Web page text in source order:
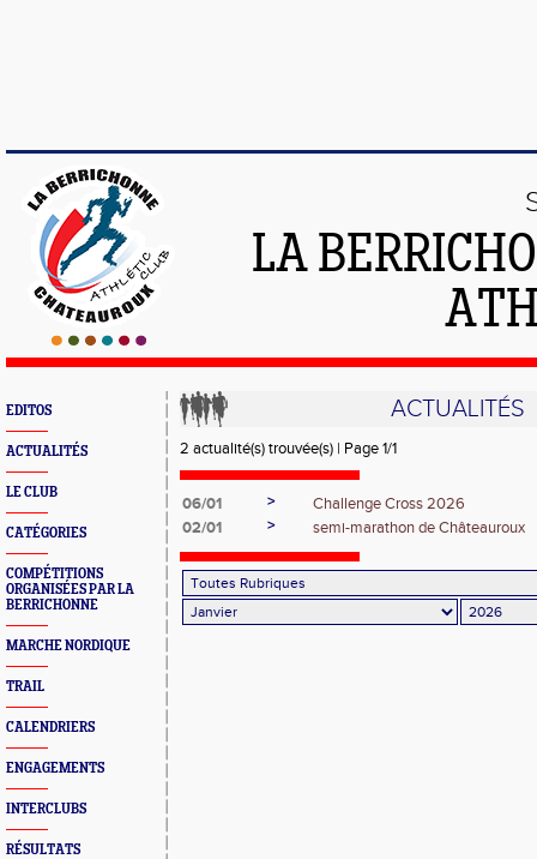
LA
EDITOS
ACTUALITÉS
LE CLUB
CATÉGORIES
COMPÉTITIONS
ORGANISÉES PAR LA
BERRICHONNE
MARCHE NORDIQUE
TRAIL
CALENDRIERS
ENGAGEMENTS
INTERCLUBS
RÉSULTATS
ACTUALITÉS
2 actualité(s) trouvée(s) | Page 1/1
06/01 >
Challenge Cross 2026
02/01
> semi-marathon de Châteauroux